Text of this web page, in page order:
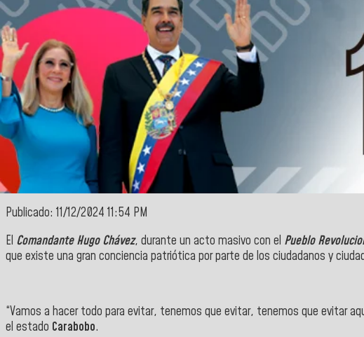
Publicado: 11/12/2024 11:54 PM
El Comandante Hugo Chávez, durante un acto masivo con el Pueblo
que existe una gran conciencia patriótica por parte de los ciudadanos y
“Vamos a hacer todo para evitar, tenemos que evitar, tenemos que evitar
el estado Carabobo.